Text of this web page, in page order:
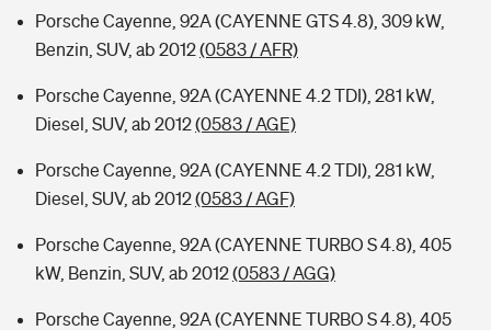
Porsche Cayenne, 92A (CAYENNE GTS 4.8), 309 kW,
Benzin, SUV, ab 2012(0583 / AFR)
Porsche Cayenne, 92A (CAYENNE 4.2 TDI), 281 kW,
Diesel, SUV, ab 2012(0583 / AGE)
Porsche Cayenne, 92A (CAYENNE 4.2 TDI), 281 kW,
Diesel, SUV, ab 2012(0583 / AGF)
Porsche Cayenne, 92A (CAYENNE TURBO S 4.8), 405
kW, Benzin, SUV, ab 2012(0583 / AGG)
Porsche Cayenne, 92A (CAYENNE TURBO S 4.8), 405